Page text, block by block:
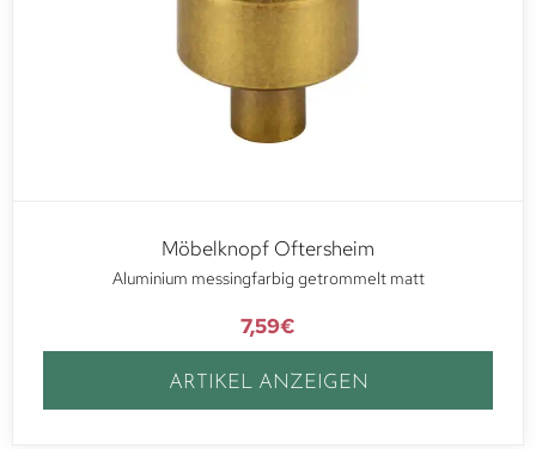
Möbelknopf Oftersheim
Aluminium messingfarbig getrommelt matt
7,59€
ARTIKEL ANZEIGEN